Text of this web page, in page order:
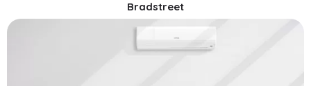
Bradstreet